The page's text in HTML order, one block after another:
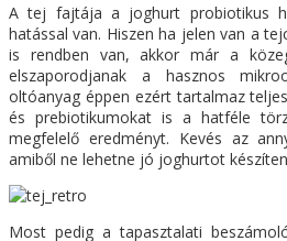
A tej fajtája a joghurt probiotikus
hatással van. Hiszen ha jelen van a
is rendben van, akkor már a
elszaporodjanak a hasznos
oltóanyag éppen ezért tartalmaz
és prebiotikumokat is a hatféle
megfelelő eredményt. Kevés az
amiből ne lehetne jó joghurtot
Most pedig a tapasztalati